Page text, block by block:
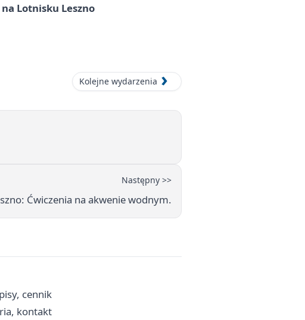
Lotnisku Leszno
Kolejne wydarzenia
Następny >>
Ćwiczenia na akwenie wodnym.
cennik
kontakt